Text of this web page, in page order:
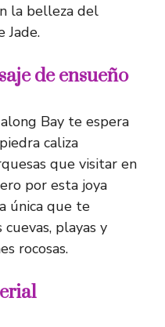
la belleza del
Jade.
de ensueño
Bay te espera
caliza
que visitar en
por esta joya
única que te
playas y
rocosas.